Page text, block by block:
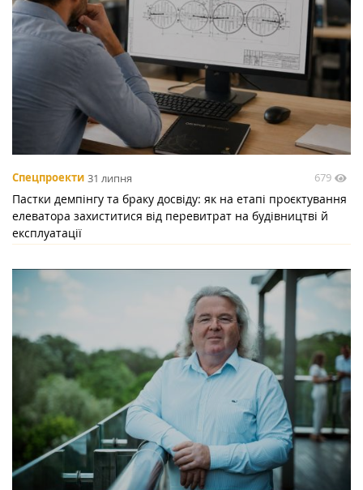
Спецпроекти 31 липня 679
Пастки демпінгу та браку досвіду: як на етапі проєктування
елеватора захиститися від перевитрат на будівництві й
експлуатації